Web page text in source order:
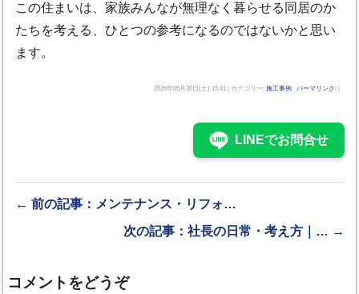
この住まいは、家族みんなが無理なく暮らせる同居のか
たちを考える、ひとつの参考になるのではないかと思い
ます。
2026年05月30日(土) 15:41 | カテゴリー: 施工事例 パーマリンク
LINEでお問合せ
← 前の記事：メンテナンス・リフォ…
次の記事：社長の日常・考え方｜… →
コメントをどうぞ